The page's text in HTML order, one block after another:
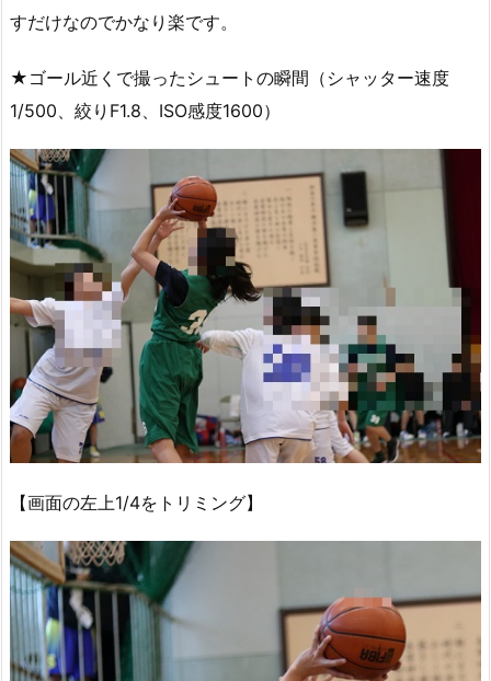
すだけなのでかなり楽です。
★ゴール近くで撮ったシュートの瞬間（シャッター速度
1/500、絞りF1.8、ISO感度1600）
【画面の左上1/4をトリミング】